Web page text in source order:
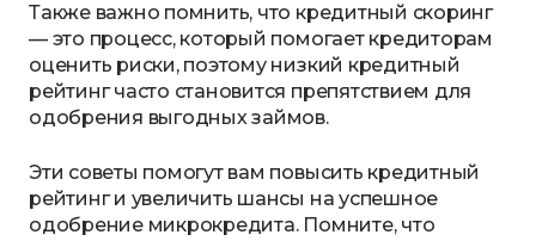
Также важно помнить, что кредитный скоринг
— это процесс, который помогает кредиторам
оценить риски, поэтому низкий кредитный
рейтинг часто становится препятствием для
одобрения выгодных займов.
Эти советы помогут вам повысить кредитный
рейтинг и увеличить шансы на успешное
одобрение микрокредита. Помните, что